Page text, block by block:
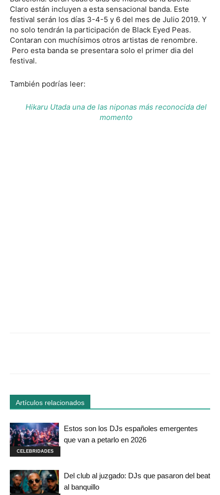
Claro están incluyen a esta sensacional banda. Este
festival serán los días 3-4-5 y 6 del mes de Julio 2019. Y
no solo tendrán la participación de Black Eyed Peas.
Contaran con muchísimos otros artistas de renombre.
Pero esta banda se presentara solo el primer dia del
festival.
También podrías leer:
Hikaru Utada una de las niponas más reconocida del
momento
Artículos relacionados
CELEBRIDADES
Estos son los DJs españoles emergentes
que van a petarlo en 2026
Del club al juzgado: DJs que pasaron del beat
al banquillo